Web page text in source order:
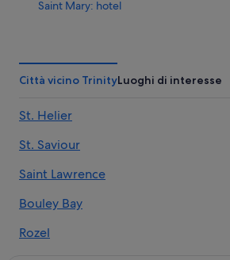
Saint Mary: hotel
Spiaggia di St. Helier: hotel nelle
Bouley Bay: hotel
Saint Brelade: hotel
Rozel: hotel
St. Clement: hotel
Jersey: Boutique hotel
Città vicino TrinityLuoghi di interesse
St. Helier
St. Saviour
Saint Lawrence
Bouley Bay
Rozel